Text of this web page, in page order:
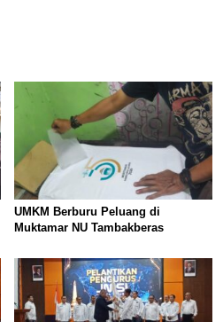
UMKM Berburu Peluang di
Muktamar NU Tambakberas